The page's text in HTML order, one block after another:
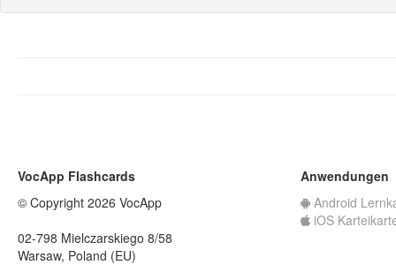
VocApp Flashcards
© Copyright 2026 VocApp
02-798 Mielczarskiego 8/58
Warsaw, Poland (EU)
Anwendungen
Android
iOS